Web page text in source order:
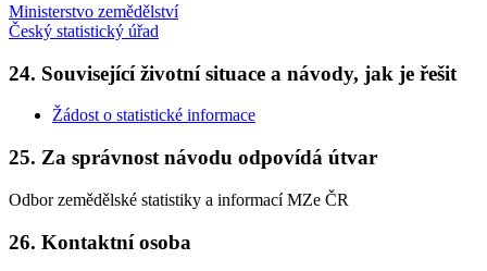
Ministerstvo zemědělství
Český statistický úřad
24. Související životní situace a návody, jak je řešit
Žádost o statistické informace
25. Za správnost návodu odpovídá útvar
Odbor zemědělské statistiky a informací MZe ČR
26. Kontaktní osoba